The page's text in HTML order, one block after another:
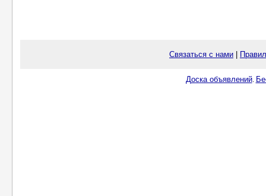
Связаться с нами
Доска объявлений.